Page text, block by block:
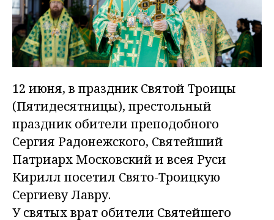
12 июня, в праздник Святой Троицы
(Пятидесятницы), престольный
праздник обители преподобного
Сергия Радонежского, Святейший
Патриарх Московский и всея Руси
Кирилл посетил Свято-Троицкую
Сергиеву Лавру.
У святых врат обители Святейшего